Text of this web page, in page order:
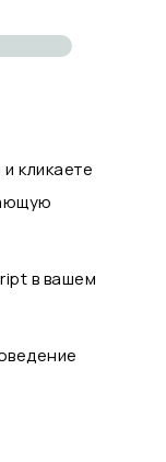
кликаете
в вашем